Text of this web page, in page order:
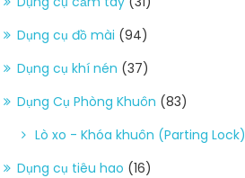
Dụng cụ đồ mài (94)
Dụng cụ khí nén (37)
Dụng Cụ Phòng Khuôn (83)
Lò xo - Khóa khuôn (Parting Lock)
Dụng cụ tiêu hao (16)